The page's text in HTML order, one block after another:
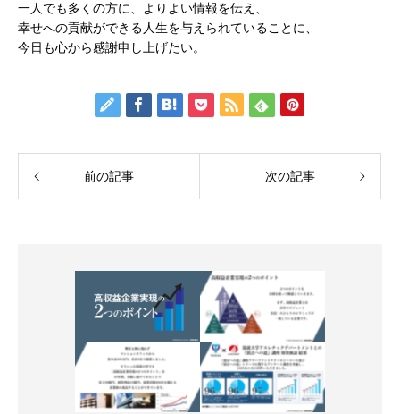
一人でも多くの方に、よりよい情報を伝え、
幸せへの貢献ができる人生を与えられていることに、
今日も心から感謝申し上げたい。
前の記事 次の記事